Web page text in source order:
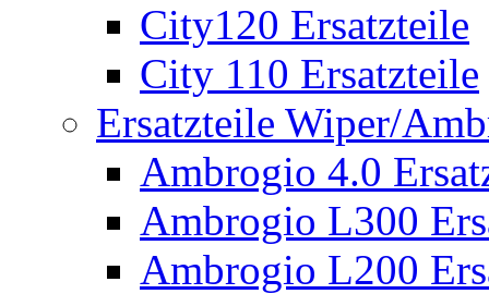
City120 Ersatzteile
City 110 Ersatzteile
Ersatzteile Wiper/
Ambrogio 4.0
Ambrogio L300
Ambrogio L200